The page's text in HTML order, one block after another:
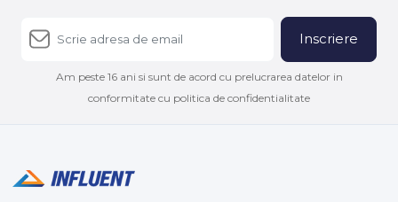
Inscriere
Am peste 16 ani si sunt de acord cu prelucrarea datelor in
conformitate cu politica de confidentialitate